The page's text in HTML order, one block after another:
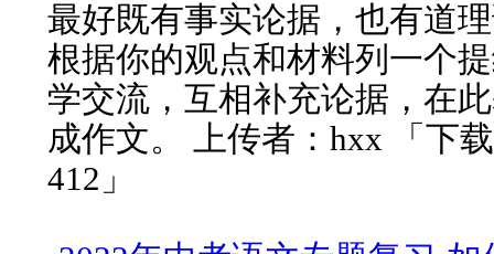
最好既有事实论据，也有道
根据你的观点和材料列一个
学交流，互相补充论据，在
成作文。 上传者：hxx 「下
412」